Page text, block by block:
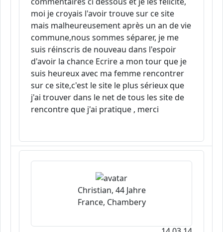
moi je croyais l'avoir trouve sur ce site
mais malheureusement après un an de vie
commune,nous sommes séparer, je me
suis réinscris de nouveau dans l'espoir
d'avoir la chance Ecrire a mon tour que je
suis heureux avec ma femme rencontrer
sur ce site,c'est le site le plus sérieux que
j'ai trouver dans le net de tous les site de
rencontre que j'ai pratique , merci
Christian, 44 Jahre
France, Chambery